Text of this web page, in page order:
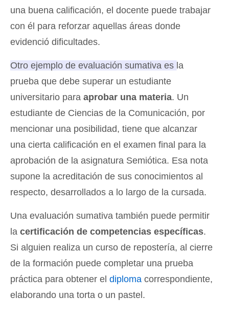
una buena calificación, el docente puede trabajar
con él para reforzar aquellas áreas donde
evidenció dificultades.
Otro ejemplo de evaluación sumativa es la
prueba que debe superar un estudiante
universitario para aprobar una materia. Un
estudiante de Ciencias de la Comunicación, por
mencionar una posibilidad, tiene que alcanzar
una cierta calificación en el examen final para la
aprobación de la asignatura Semiótica. Esa nota
supone la acreditación de sus conocimientos al
respecto, desarrollados a lo largo de la cursada.
Una evaluación sumativa también puede permitir
la certificación de competencias específicas.
Si alguien realiza un curso de repostería, al cierre
de la formación puede completar una prueba
práctica para obtener el diploma correspondiente,
elaborando una torta o un pastel.